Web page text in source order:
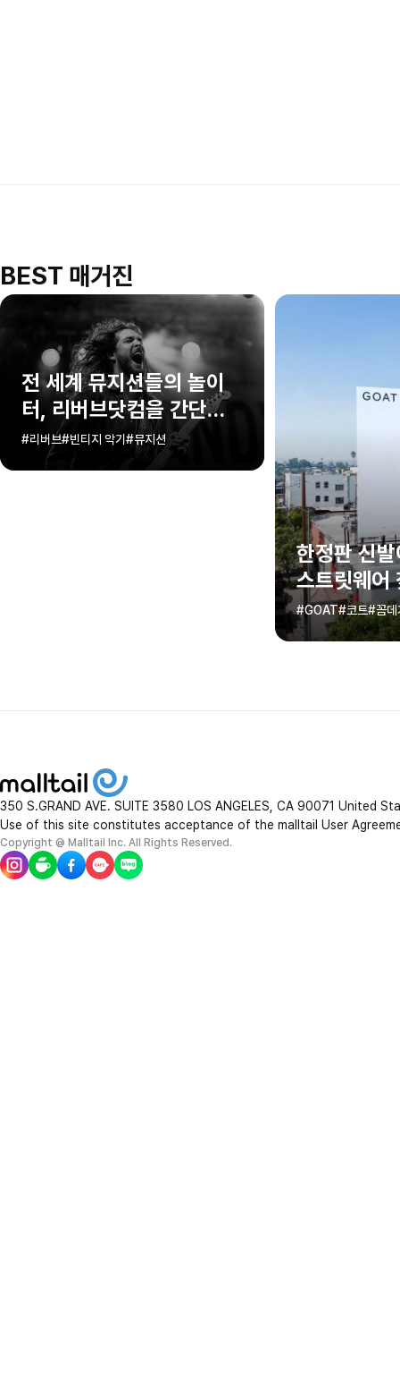
BEST 매거진
전 세계 뮤지션들의 놀이
터, 리버브닷컴을 간단히
알아보죠!
#리버브#빈티지 악기 #뮤지션
한정판 신
스트릿웨어
GOAT 직
#GOAT#코트#꼼데
350 S.GRAND AVE. SUITE 3580 LOS ANGELES, CA 90071 United
Use of this site constitutes acceptance of the malltail User
Copyright @ Malltail Inc. All Rights Reserved.